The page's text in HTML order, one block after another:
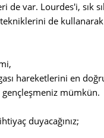
var. Lourdes'i, sık
de kullanarak
hareketlerini en
gençleşmeniz mümkün.
duyacağınız;